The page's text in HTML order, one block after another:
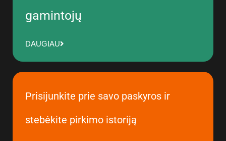
gamintojų
DAUGIAU
Prisijunkite prie savo paskyros ir
stebėkite pirkimo istoriją